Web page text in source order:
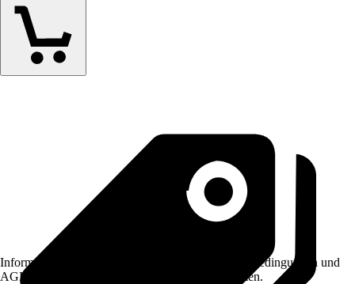
Informationen des Verkäufers, wie z. B. Rückgabebedingungen und
AGB, finden Sie bei Klick auf den Verkäufernamen.